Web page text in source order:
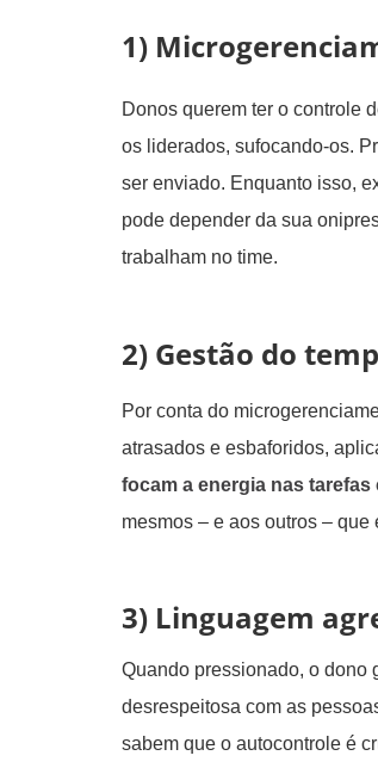
1)
Donos querem ter o controle
os liderados, sufocando-os.
ser enviado. Enquanto isso,
pode depender da sua
trabalham no time.
2) Gestão do
Por conta do
atrasados e esbaforidos,
focam a energia nas tarefas
mesmos – e aos outros – que
3) Linguagem
Quando pressionado, o dono
desrespeitosa com as
sabem que o autocontrole é